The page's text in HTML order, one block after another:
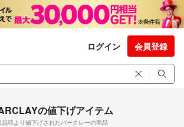
ログイン 会員登録
の値下げアイテム
品時より値下げされたバークレーの商品